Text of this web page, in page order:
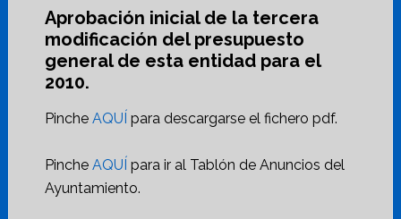
Aprobación inicial de la tercera
modificación del presupuesto
general de esta entidad para el
2010.
Pinche AQUÍ para descargarse el fichero pdf.
Pinche AQUÍ para ir al Tablón de Anuncios del
Ayuntamiento.